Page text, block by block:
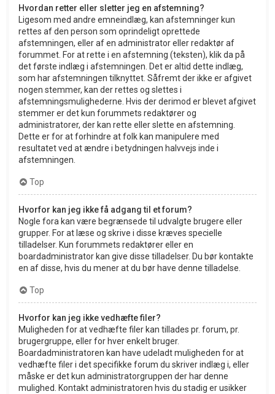
Hvordan retter eller sletter jeg en afstemning?
Ligesom med andre emneindlæg, kan afstemninger kun
rettes af den person som oprindeligt oprettede
afstemningen, eller af en administrator eller redaktør af
forummet. For at rette i en afstemning (teksten), klik da på
det første indlæg i afstemningen. Det er altid dette indlæg,
som har afstemningen tilknyttet. Såfremt der ikke er afgivet
nogen stemmer, kan der rettes og slettes i
afstemningsmulighederne. Hvis der derimod er blevet afgivet
stemmer er det kun forummets redaktører og
administratorer, der kan rette eller slette en afstemning.
Dette er for at forhindre at folk kan manipulere med
resultatet ved at ændre i betydningen halvvejs inde i
afstemningen.
Top
Hvorfor kan jeg ikke få adgang til et forum?
Nogle fora kan være begrænsede til udvalgte brugere eller
grupper. For at læse og skrive i disse kræves specielle
tilladelser. Kun forummets redaktører eller en
boardadministrator kan give disse tilladelser. Du bør kontakte
en af disse, hvis du mener at du bør have denne tilladelse.
Top
Hvorfor kan jeg ikke vedhæfte filer?
Muligheden for at vedhæfte filer kan tillades pr. forum, pr.
brugergruppe, eller for hver enkelt bruger.
Boardadministratoren kan have udeladt muligheden for at
vedhæfte filer i det specifikke forum du skriver indlæg i, eller
måske er det kun administratorgruppen der har denne
mulighed. Kontakt administratoren hvis du stadig er usikker